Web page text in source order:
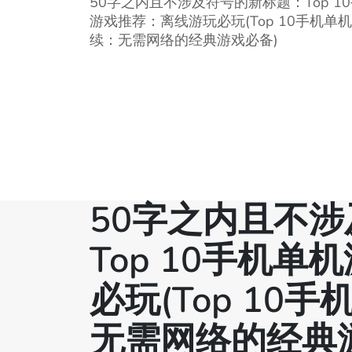
游戏推荐：离线游玩必玩(Top 10手机单
续：无需网络的经典游戏必备)
50字之内且不
Top 10手机单
必玩(Top 10手
无需网络的经典